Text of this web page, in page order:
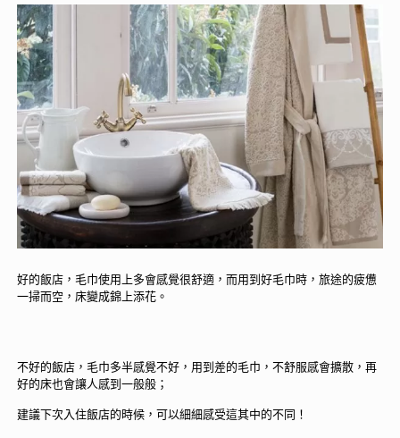
好的飯店，毛巾使用上多會感覺很舒適，而用到好毛巾時，旅途的疲憊
一掃而空，床變成錦上添花。
不好的飯店，毛巾多半感覺不好，用到差的毛巾，不舒服感會擴散，再
好的床也會讓人感到一般般；
建議下次入住飯店的時候，可以細細感受這其中的不同！